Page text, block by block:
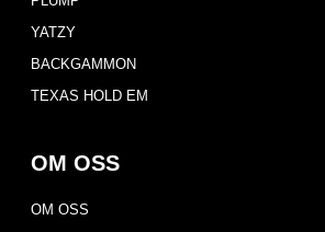
YATZY
BACKGAMMON
TEXAS HOLD EM
OM OSS
OM OSS